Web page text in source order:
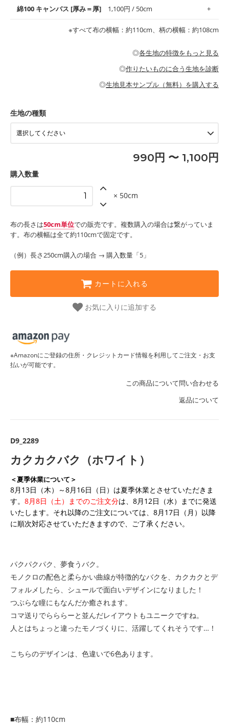
・布団カバーなどの寝具、カーテン
・スタイ、おくるみなどのベビーグッズ
・ブラウス、チュニック、ワンピースなどの洋服
・パジャマなどの寝具
・ブラウス、シャツ、チュニックなどのトップス
コットン75％リネン25％の当店のビエラ生地は、オックス生地よ
りもふんわりとした柔らかい質感と適度な落ち感を感じられるの
綾織りの生地です。しっかりとした張りと厚みがありながらも柔
らかいのが特徴です。生地の厚みは中厚手です。1枚でも透け感
・カーテン、エプロン、テーブルクロスなどの暮らしのアイテム
・パンツ、タックスカートなどのボトムス
もっと詳しく見る
綿100 キャンバス [厚み＝厚] 1,100円 / 50cm
耐久性があります。トートバッグ・ポーチ・ペンケースなどの布
小物、インテリア用品に向いています。
・工作用エプロン
もっと詳しく見る
※すべて布の横幅：約110cm、柄の横幅：約108cm
◎各生地の特徴をもっと見る
◎作りたいものに合う生地を診断
◎生地見本サンプル（無料）を購入する
生地の種類
990円 〜 1,100円
購入数量
× 50cm
布の長さは50cm単位での販売です。複数購入の場合は繋がっていま
す。布の横幅は全て約110cmで固定です。
（例）長さ250cm購入の場合 → 購入数量「5」
カートに入れる
お気に入りに追加する
※Amazonにご登録の住所・クレジットカード情報を利用してご注文・お支
払いが可能です。
この商品について問い合わせる
返品について
D9_2289
カクカクバク（ホワイト）
＜夏季休業について＞
8月13日（木）～8月16日（日）は夏季休業とさせていただきま
す。 8月8日（土）までのご注文分は、8月12日（水）までに発送
いたします。それ以降のご注文については、8月17日（月）以降
に順次対応させていただきますので、ご了承ください。
パクパクパク、夢食うバク。
モノクロの配色と柔らかい曲線が特徴的なバクを、カクカクとデ
フォルメしたら、シュールで面白いデザインになりました！
つぶらな瞳にもなんだか癒されます。
コマ送りでらららーと並んだレイアウトもユニークですね。
人とはちょっと違ったモノづくりに、活躍してくれそうです…！
こちらのデザインは、色違いで6色あります。
■布幅：約110cm